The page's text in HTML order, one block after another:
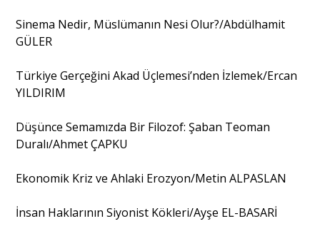
Sinema Nedir, Müslümanın Nesi Olur?/Abdülhamit
GÜLER
Türkiye Gerçeğini Akad Üçlemesi’nden İzlemek/Ercan
YILDIRIM
Düşünce Semamızda Bir Filozof: Şaban Teoman
Duralı/Ahmet ÇAPKU
Ekonomik Kriz ve Ahlaki Erozyon/Metin ALPASLAN
İnsan Haklarının Siyonist Kökleri/Ayşe EL-BASARİ